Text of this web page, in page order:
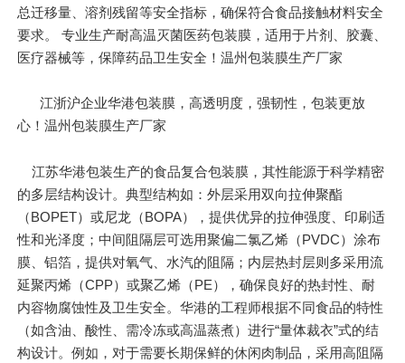
总迁移量、溶剂残留等安全指标，确保符合食品接触材料安全
要求。 专业生产耐高温灭菌医药包装膜，适用于片剂、胶囊、
医疗器械等，保障药品卫生安全！温州包装膜生产厂家
江浙沪企业华港包装膜，高透明度，强韧性，包装更放
心！温州包装膜生产厂家
江苏华港包装生产的食品复合包装膜，其性能源于科学精密
的多层结构设计。典型结构如：外层采用双向拉伸聚酯
（BOPET）或尼龙（BOPA），提供优异的拉伸强度、印刷适
性和光泽度；中间阻隔层可选用聚偏二氯乙烯（PVDC）涂布
膜、铝箔，提供对氧气、水汽的阻隔；内层热封层则多采用流
延聚丙烯（CPP）或聚乙烯（PE），确保良好的热封性、耐
内容物腐蚀性及卫生安全。华港的工程师根据不同食品的特性
（如含油、酸性、需冷冻或高温蒸煮）进行“量体裁衣”式的结
构设计。例如，对于需要长期保鲜的休闲肉制品，采用高阻隔